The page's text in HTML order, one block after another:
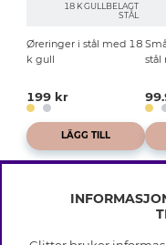
18 K GULLBELAGT
STÅL
Øreringer i stål med 18
k gull
199 kr
LÄGG TILL
stål